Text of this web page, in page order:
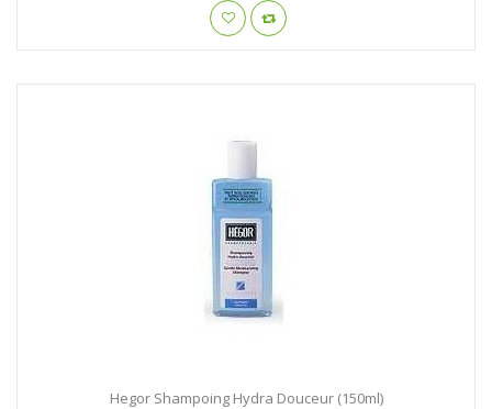
Hegor Shampoing Hydra Douceur (150ml)